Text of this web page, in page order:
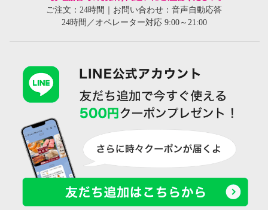
ご注文：24時間｜お問い合わせ：音声自動応答
24時間／オペレーター対応 9:00～21:00